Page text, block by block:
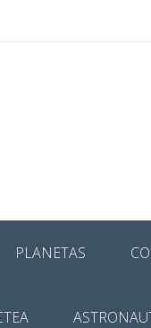
PLANETAS